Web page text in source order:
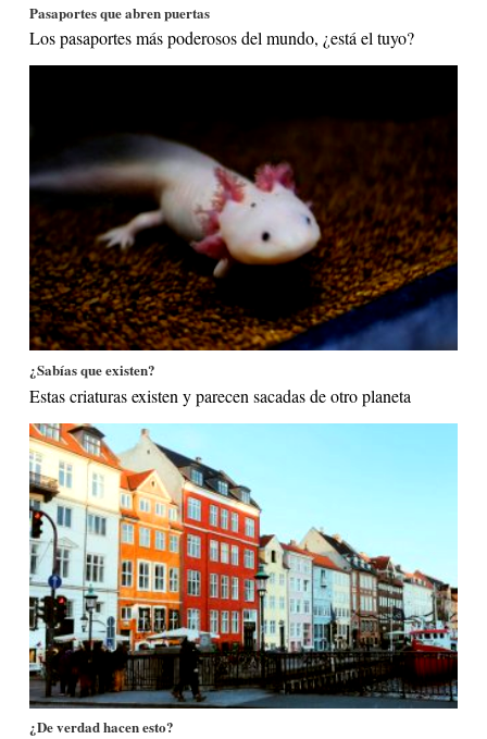
Pasaportes que abren puertas
Los pasaportes más poderosos del mundo, ¿está el tuyo?
¿Sabías que existen?
Estas criaturas existen y parecen sacadas de otro planeta
¿De verdad hacen esto?